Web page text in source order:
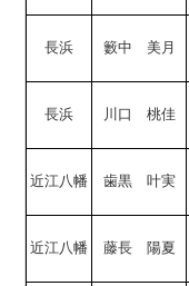
長浜 籔中 美月
長浜 川口 桃佳
近江八幡 歯黒 叶実
近江八幡 藤長 陽夏